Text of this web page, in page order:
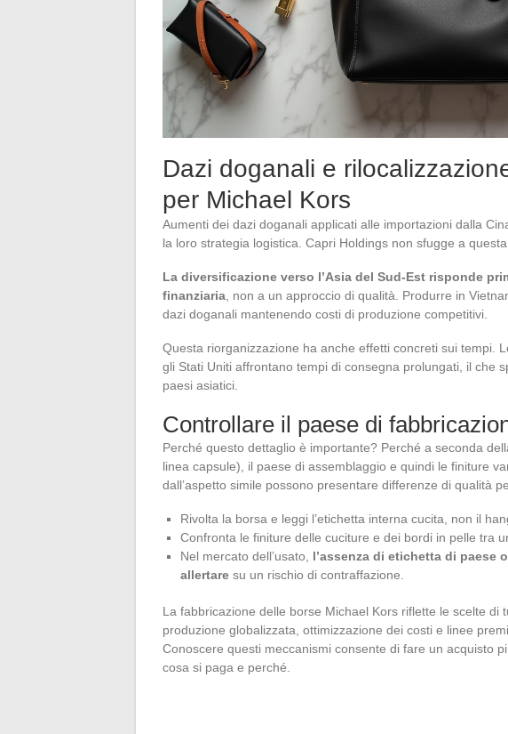
Dazi doganali e
per Michael Kors
Aumenti dei dazi doganali applicati alle importazioni dalla
la loro strategia logistica. Capri Holdings non sfugge a questa
La diversificazione verso l’Asia del Sud-Est risponde
finanziaria , non a un approccio di qualità. Produrre in
dazi doganali mantenendo costi di produzione competitivi.
Questa riorganizzazione ha anche effetti concreti sui tempi.
gli Stati Uniti affrontano tempi di consegna prolungati, il che
paesi asiatici.
Controllare il paese di
Perché questo dettaglio è importante? Perché a seconda
linea capsule), il paese di assemblaggio e quindi le finiture
dall’aspetto simile possono presentare differenze di qualità
Rivolta la borsa e leggi l’etichetta interna cucita, non il
Confronta le finiture delle cuciture e dei bordi in pelle tra
Nel mercato dell’usato, l’assenza di etichetta di paese
allertare su un rischio di contraffazione.
La fabbricazione delle borse Michael Kors riflette le scelte di
produzione globalizzata, ottimizzazione dei costi e linee
Conoscere questi meccanismi consente di fare un acquisto
cosa si paga e perché.